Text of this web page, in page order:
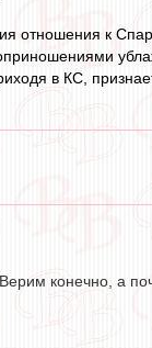
отношения к
в КС,
конечно, а